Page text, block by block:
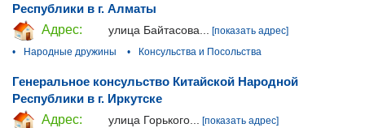
Республики в г. Алматы
Адрес:
улица Байтасова... [показать адрес]
•
Народные дружины • Консульства и Посольства
Генеральное консульство Китайской Народной
Республики в г. Иркутске
Адрес:
улица Горького...
[показать адрес]